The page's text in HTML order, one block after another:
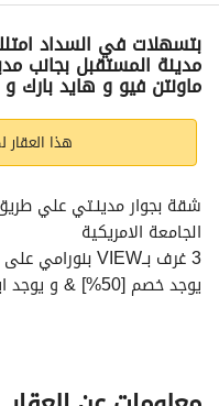
الاماكن
مدينة المستقبل بجانب
ماونتن فيو و هايد بارك
هذا العقار
الجامعة الامريكية
3 غرف بــVIEW بنورامي على أكبر قطعة LANDSCAPE
يوجد خصم [50%] & و يوجد ايضا تقسيط علي [ 12 سنوات ]
السعر كاش = 6,250,000